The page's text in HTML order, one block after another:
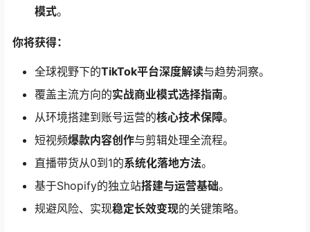
模式。
你将获得：​
全球视野下的TikTok平台深度解读与趋势洞察。
覆盖主流方向的实战商业模式选择指南。
从环境搭建到账号运营的核心技术保障。
短视频爆款内容创作与剪辑处理全流程。
直播带货从0到1的系统化落地方法。
基于Shopify的独立站搭建与运营基础。
规避风险、实现稳定长效变现的关键策略。